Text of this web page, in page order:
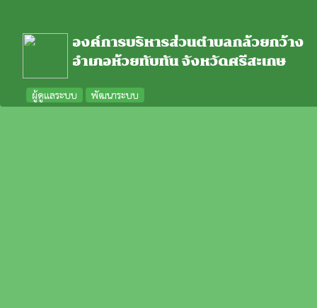
องค์การบริหารส่วนตำบลกล้วยกว้าง
อำเภอห้วยทับทัน จังหวัดศรีสะเกษ
ผู้ดูแลระบบ พัฒนาระบบ